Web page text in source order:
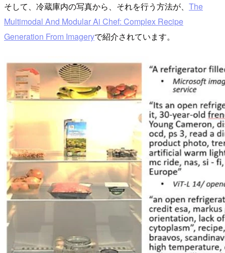
そして、冷蔵庫内の写真から、それを行う方法が、 The
Multimodal And Modular Ai Chef: Complex Recipe
Generation From Imageryで紹介されています。